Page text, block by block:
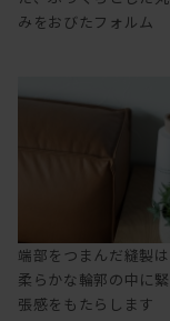
みをおびたフォルム
端部をつまんだ縫製は
柔らかな輪郭の中に緊
張感をもたらします